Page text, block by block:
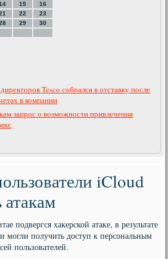
15
16
22
23
29
30
Tesco собрался в отставку после
в компании
запрос о возможности привлечения
iCloud
атакам
подвергся хакерской атаке, в результате
могли получить доступ к персональным
пользователей.